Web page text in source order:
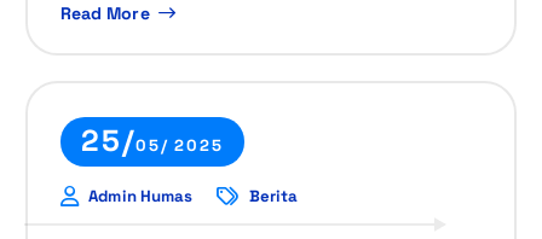
Read More
25/05/ 2025
Admin Humas Berita